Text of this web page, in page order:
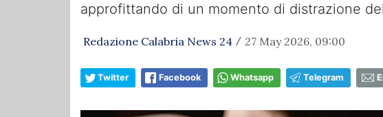
approfittando di un momento di distrazione
Redazione Calabria News 24 / 27 May 2026, 09:00
Twitter Facebook Whatsapp Telegram